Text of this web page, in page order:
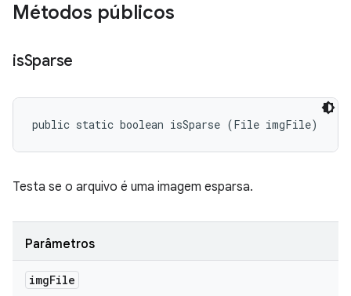
Métodos públicos
isSparse
public static boolean isSparse (File imgFile)
Testa se o arquivo é uma imagem esparsa.
Parâmetros
imgFile